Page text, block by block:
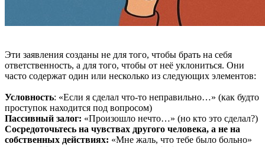
Эти заявления созданы не для того, чтобы брать на себя
ответственность, а для того, чтобы от неё уклониться. Они
часто содержат один или несколько из следующих элементов:
Условность: «Если я сделал что-то неправильно…» (как будто
проступок находится под вопросом)
Пассивный залог: «Произошло нечто…» (но кто это сделал?)
Сосредоточьтесь на чувствах другого человека, а не на
собственных действиях: «Мне жаль, что тебе было больно»